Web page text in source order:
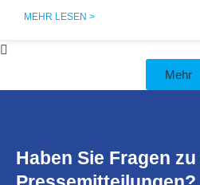
MEHR LESEN >
Mehr
Haben Sie Fragen